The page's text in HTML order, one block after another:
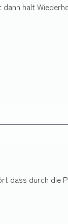
halt
dass durch die